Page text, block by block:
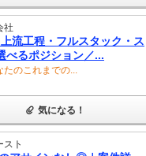
社
流工程・フルスタック・ス
るポジション／...
のこれまでの...
気になる！
スト